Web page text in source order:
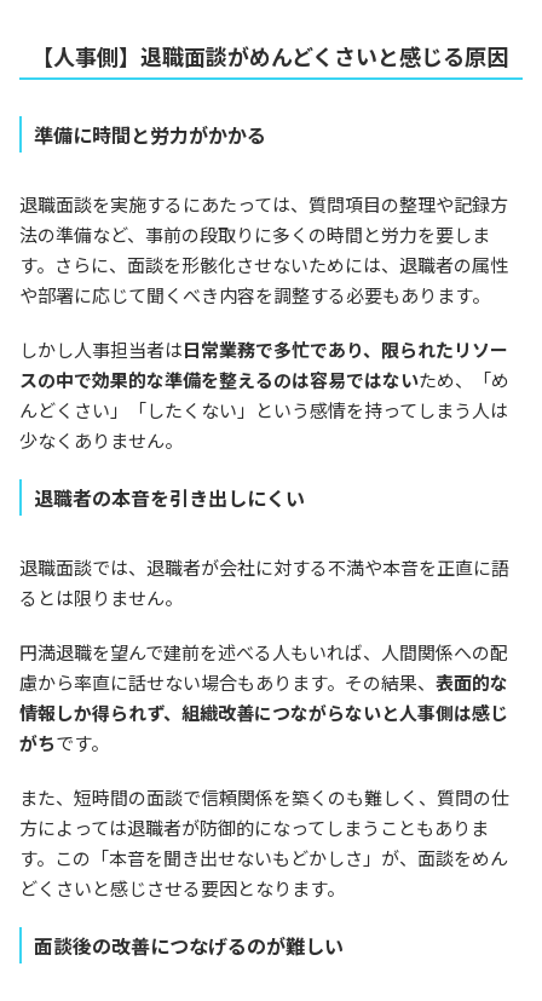
【人事側】退職面談がめんどくさいと感じる原因
準備に時間と労力がかかる
退職面談を実施するにあたっては、質問項目の整理や記録方
法の準備など、事前の段取りに多くの時間と労力を要しま
す。さらに、面談を形骸化させないためには、退職者の属性
や部署に応じて聞くべき内容を調整する必要もあります。
しかし人事担当者は日常業務で多忙であり、限られたリソー
スの中で効果的な準備を整えるのは容易ではないため、「め
んどくさい」「したくない」という感情を持ってしまう人は
少なくありません。
退職者の本音を引き出しにくい
退職面談では、退職者が会社に対する不満や本音を正直に語
るとは限りません。
円満退職を望んで建前を述べる人もいれば、人間関係への配
慮から率直に話せない場合もあります。その結果、 表面的な
情報しか得られず、組織改善につながらないと人事側は感じ
がちです。
また、短時間の面談で信頼関係を築くのも難しく、質問の仕
方によっては退職者が防御的になってしまうこともありま
す。この「本音を聞き出せないもどかしさ」が、面談をめん
どくさいと感じさせる要因となります。
面談後の改善につなげるのが難しい